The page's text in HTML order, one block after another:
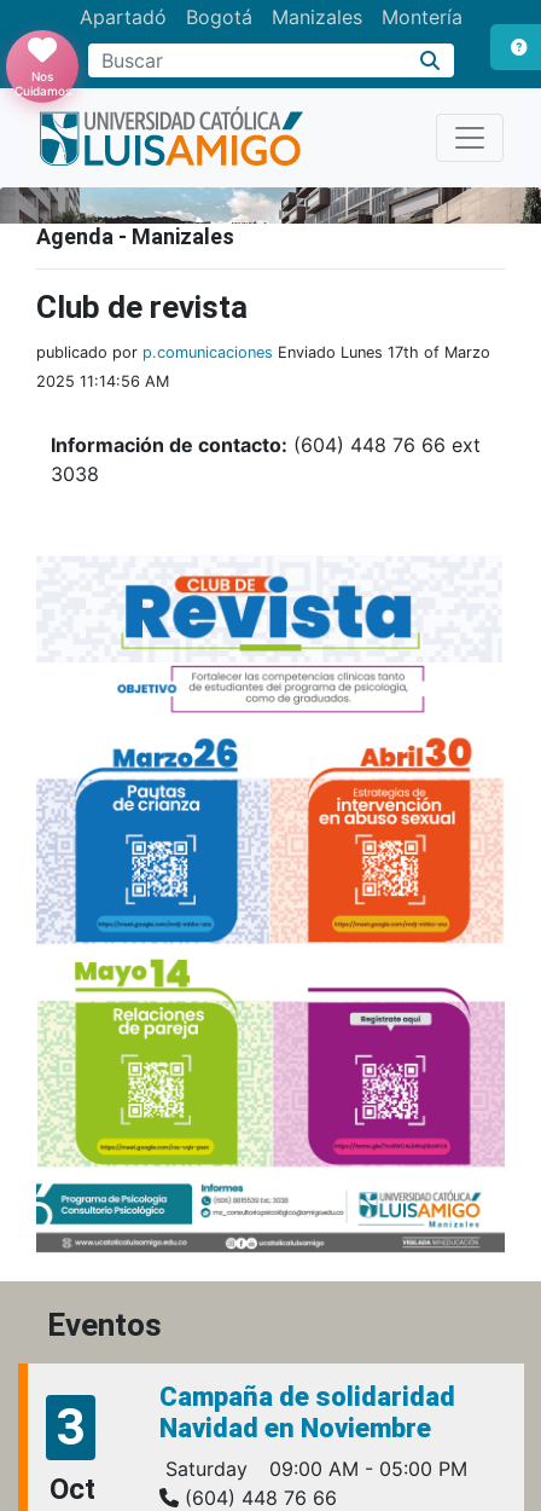
Apartadó Bogotá Manizales Montería
Buscar
Nos
Cuidamos
Agenda - Manizales
Club de revista
publicado por p.comunicaciones Enviado Lunes 17th of Marzo
2025 11:14:56 AM
Información de contacto: (604) 448 76 66 ext
3038
Eventos
3
Oct
Campaña de solidaridad
Navidad en Noviembre
Saturday
09:00 AM - 05:00 PM
(604) 448 76 66